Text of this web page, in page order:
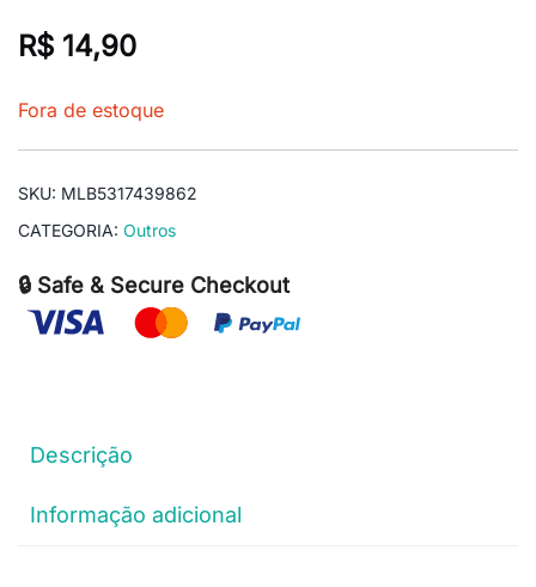
R$ 14,90
Fora de estoque
SKU: MLB5317439862
CATEGORIA: Outros
🔒 Safe & Secure Checkout
Descrição
Informação adicional